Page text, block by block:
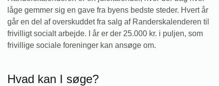
låge gemmer sig en gave fra byens bedste steder. Hvert år
går en del af overskuddet fra salg af Randerskalenderen til
frivilligt socialt arbejde. I år er der 25.000 kr. i puljen, som
frivillige sociale foreninger kan ansøge om.
Hvad kan I søge?